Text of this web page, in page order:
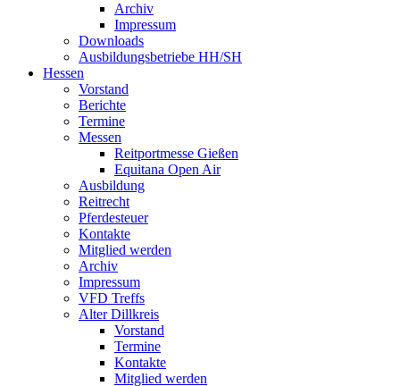
Archiv
Impressum
Downloads
Ausbildungsbetriebe HH/SH
Hessen
Vorstand
Berichte
Termine
Messen
Reitportmesse Gießen
Equitana Open Air
Ausbildung
Reitrecht
Pferdesteuer
Kontakte
Mitglied werden
Archiv
Impressum
VFD Treffs
Alter Dillkreis
Vorstand
Termine
Kontakte
Mitglied werden